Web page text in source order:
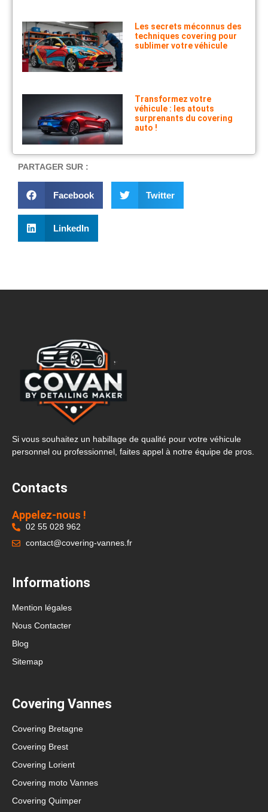
Les secrets méconnus des
techniques covering pour
sublimer votre véhicule
Transformez votre
véhicule : les atouts
surprenants du covering
auto !
PARTAGER SUR :
Facebook Twitter
LinkedIn
Si vous souhaitez un habillage de qualité pour votre véhicule
personnel ou professionnel, faites appel à notre équipe de pros.
Contacts
Appelez-nous !
02 55 028 962
contact@covering-vannes.fr
Informations
Mention légales
Nous Contacter
Blog
Sitemap
Covering Vannes
Covering Bretagne
Covering Brest
Covering Lorient
Covering moto Vannes
Covering Quimper